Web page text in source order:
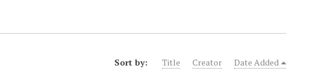
Sort by: Title Creator Date Added